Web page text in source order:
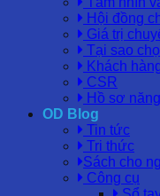
Hội đồng
Giá trị
Tại sao
Khách
CSR
Hồ sơ
OD Blog
Tin tức
Tri thức
Sách cho
Công cụ